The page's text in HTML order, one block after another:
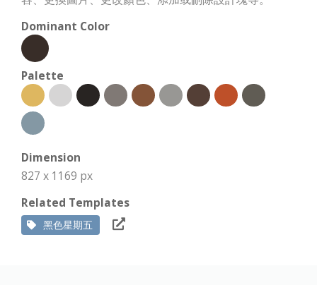
Dominant Color
Palette
Dimension
827 x 1169 px
Related Templates
黑色星期五